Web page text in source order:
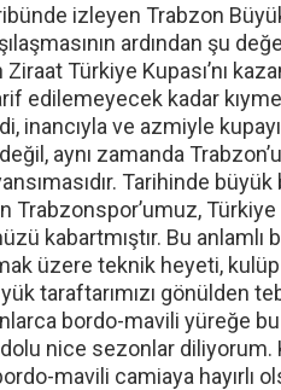
izleyen Trabzon
ardından şu
Türkiye Kupası’nı
edilemeyecek kadar
inancıyla ve azmiyle
aynı zamanda
Tarihinde büyük
Türkiye
kabartmıştır. Bu anlamlı
üzere teknik heyeti,
taraftarımızı gönülden
bordo-mavili yüreğe
nice sezonlar diliyorum.
mavili camiaya hayırlı